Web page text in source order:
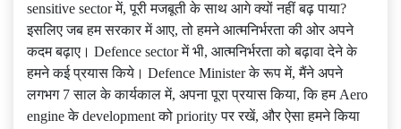
sensitive sector में, पूरी मजबूती के साथ आगे क्यों नहीं बढ़ पाया?
इसलिए जब हम सरकार में आए, तो हमने आत्मनिर्भरता की ओर अपने
कदम बढ़ाए। Defence sector में भी, आत्मनिर्भरता को बढ़ावा देने के
हमने कई प्रयास किये। Defence Minister के रूप में, मैंने अपने
लगभग 7 साल के कार्यकाल में, अपना पूरा प्रयास किया, कि हम Aero
engine के development को priority पर रखें, और ऐसा हमने किया